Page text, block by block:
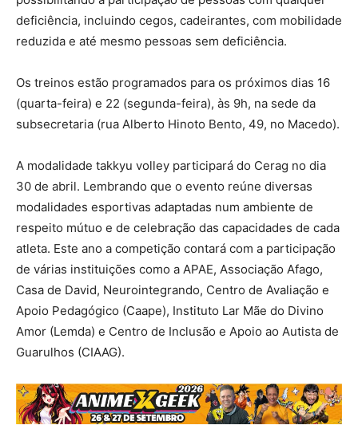
deficiência, incluindo cegos, cadeirantes, com mobilidade
reduzida e até mesmo pessoas sem deficiência.
Os treinos estão programados para os próximos dias 16
(quarta-feira) e 22 (segunda-feira), às 9h, na sede da
subsecretaria (rua Alberto Hinoto Bento, 49, no Macedo).
A modalidade takkyu volley participará do Cerag no dia
30 de abril. Lembrando que o evento reúne diversas
modalidades esportivas adaptadas num ambiente de
respeito mútuo e de celebração das capacidades de cada
atleta. Este ano a competição contará com a participação
de várias instituições como a APAE, Associação Afago,
Casa de David, Neurointegrando, Centro de Avaliação e
Apoio Pedagógico (Caape), Instituto Lar Mãe do Divino
Amor (Lemda) e Centro de Inclusão e Apoio ao Autista de
Guarulhos (CIAAG).